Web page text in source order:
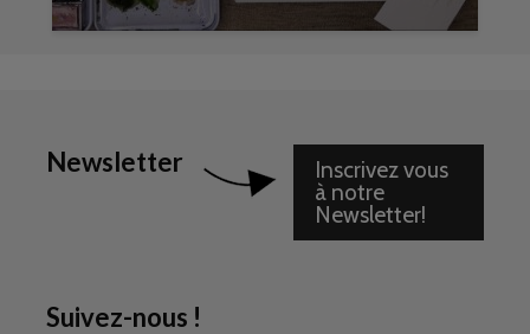
Newsletter
Inscrivez vous
à notre
Newsletter!
Suivez-nous !